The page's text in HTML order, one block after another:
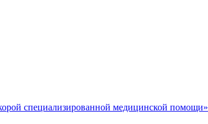
специализированной медицинской помощи»